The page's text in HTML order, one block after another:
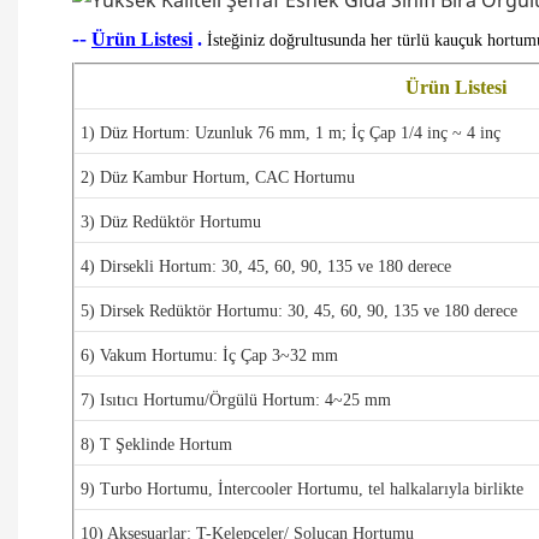
-- Ürün Listesi . İsteğiniz doğrultusunda her türlü kauçuk
Ürün Listesi
1) Düz Hortum: Uzunluk 76 mm, 1 m; İç Çap 1/4 inç ~ 4 inç
2) Düz Kambur Hortum, CAC Hortumu
3) Düz Redüktör Hortumu
4) Dirsekli Hortum: 30, 45, 60, 90, 135 ve 180 derece
5) Dirsek Redüktör Hortumu: 30, 45, 60, 90, 135 ve 180 derece
6) Vakum Hortumu: İç Çap 3~32 mm
7) Isıtıcı Hortumu/Örgülü Hortum: 4~25 mm
8) T Şeklinde Hortum
9) Turbo Hortumu, İntercooler Hortumu, tel halkalarıyla birlikte
10) Aksesuarlar: T-Kelepçeler/ Solucan Hortumu